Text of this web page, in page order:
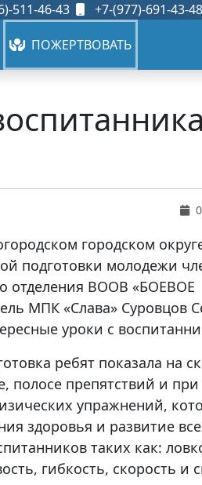
511-46-43 +7-(977)-691-43-48
ПОЖЕРТВОВАТЬ
городском
подготовки молодежи
отделения ВООВ «БОЕВОЕ
МПК «Слава» Суровцов
уроки с
ребят показала на
полосе препятствий и при
упражнений,
здоровья и развитие
таких как:
гибкость, скорость и